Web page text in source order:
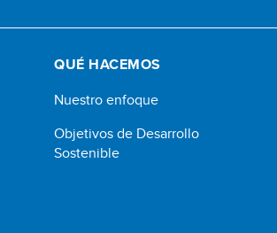
QUÉ HACEMOS
Nuestro enfoque
Objetivos de Desarrollo
Sostenible